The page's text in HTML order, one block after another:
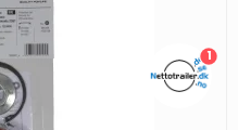
1